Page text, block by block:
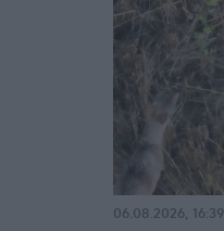
06.08.2026, 16:39